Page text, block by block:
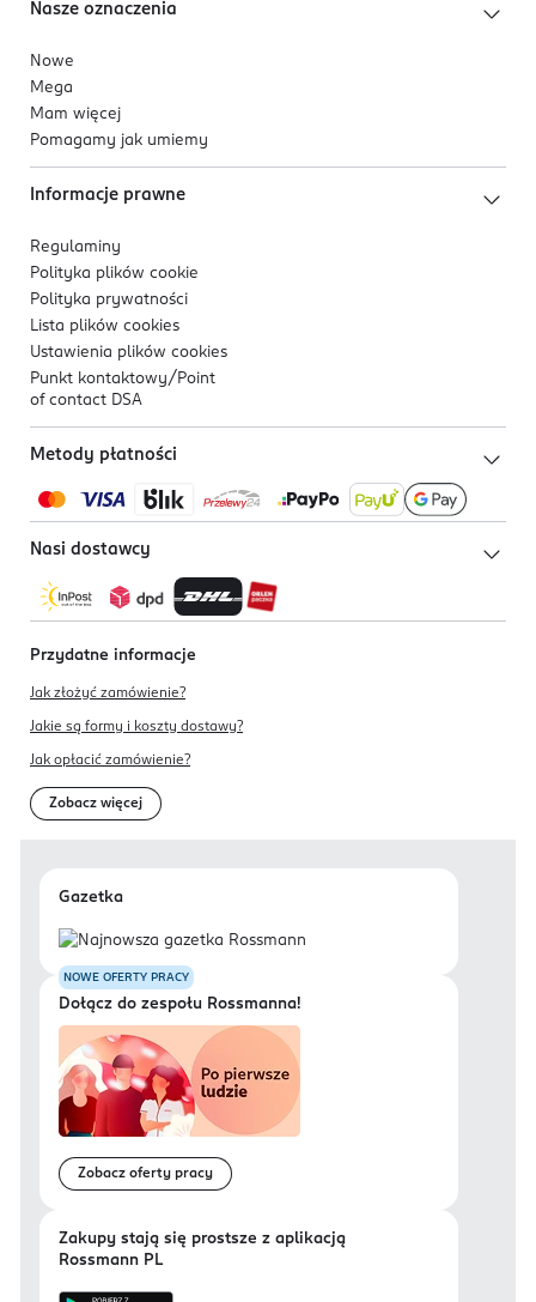
Nasze oznaczenia
Nowe
Mega
Mam więcej
Pomagamy jak umiemy
Informacje prawne
Regulaminy
Polityka plików cookie
Polityka prywatności
Lista plików cookies
Ustawienia plików cookies
Punkt kontaktowy/ Point
of contact DSA
Metody płatności
Nasi dostawcy
Przydatne informacje
Jak złożyć zamówienie?
Jakie są formy i koszty dostawy?
Jak opłacić zamówienie?
Zobacz więcej
Gazetka
NOWE OFERTY PRACY
Dołącz do zespołu Rossmanna!
Zobacz oferty pracy
Zakupy stają się prostsze z aplikacją
Rossmann PL